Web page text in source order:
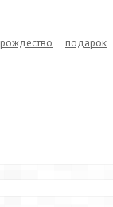
рождество подарок